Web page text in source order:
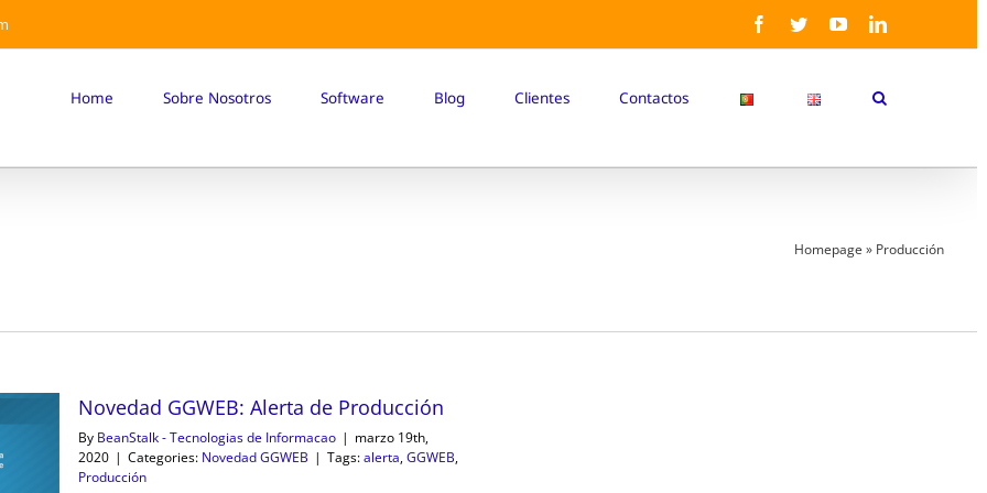
Facebook
TwitterYouTubeLinkedIn
Home Sobre Nosotros Software Blog Clientes Contactos
Homepage » Producción
Novedad GGWEB: Alerta de Producción
By BeanStalk - Tecnologias de Informacao | marzo 19th,
2020 | Categories: Novedad GGWEB | Tags:alerta,GGWEB,
Producción